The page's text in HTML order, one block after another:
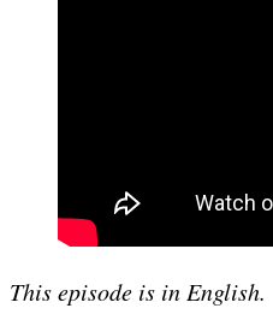
This episode is in English.